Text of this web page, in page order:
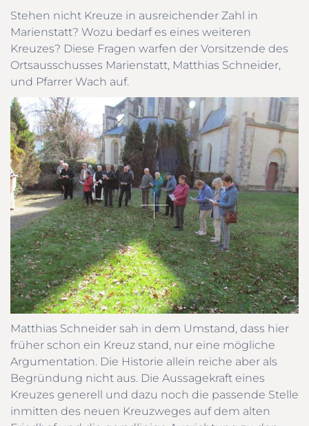
Stehen nicht Kreuze in ausreichender Zahl in
Marienstatt? Wozu bedarf es eines weiteren
Kreuzes? Diese Fragen warfen der Vorsitzende des
Ortsausschusses Marienstatt, Matthias Schneider,
und Pfarrer Wach auf.
Matthias Schneider sah in dem Umstand, dass hier
früher schon ein Kreuz stand, nur eine mögliche
Argumentation. Die Historie allein reiche aber als
Begründung nicht aus. Die Aussagekraft eines
Kreuzes generell und dazu noch die passende Stelle
inmitten des neuen Kreuzweges auf dem alten